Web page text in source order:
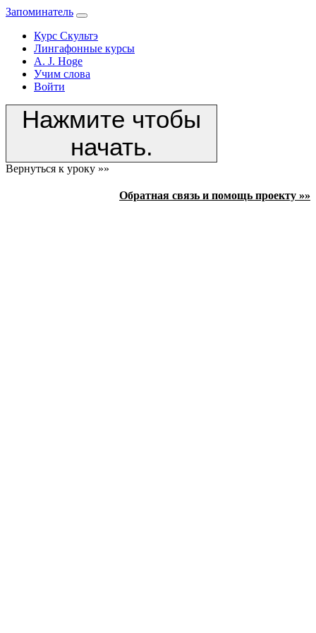
Запоминатель
Курс Скультэ
Лингафонные курсы
A. J. Hoge
Учим слова
Войти
Нажмите чтобы
начать.
Вернуться к уроку »»
Обратная связь и помощь проекту »»